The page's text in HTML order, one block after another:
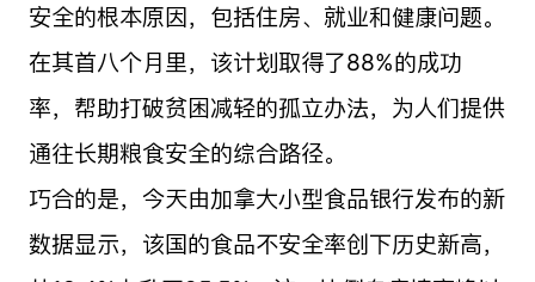
安全的根本原因，包括住房、就业和健康问题。
在其首八个月里，该计划取得了88%的成功
率，帮助打破贫困减轻的孤立办法，为人们提供
通往长期粮食安全的综合路径。
巧合的是，今天由加拿大小型食品银行发布的新
数据显示，该国的食品不安全率创下历史新高，